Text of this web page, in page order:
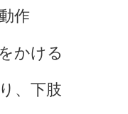
作
かける
、下肢